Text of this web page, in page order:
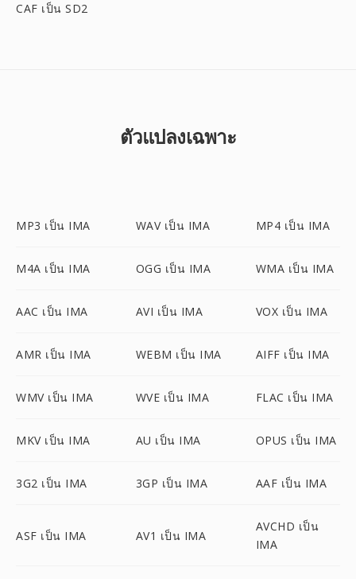
CAF เป็น SD2
ตัวแปลงเฉพาะ
MP3 เป็น IMA WAV เป็น IMA MP4 เป็น IMA
M4A เป็น IMA OGG เป็น IMA WMA เป็น IMA
AAC เป็น IMA AVI เป็น IMA VOX เป็น IMA
AMR เป็น IMA WEBM เป็น IMA AIFF เป็น IMA
WMV เป็น IMA WVE เป็น IMA FLAC เป็น IMA
MKV เป็น IMA AU เป็น IMA OPUS เป็น IMA
3G2 เป็น IMA 3GP เป็น IMA AAF เป็น IMA
ASF เป็น IMA AV1 เป็น IMA
AVCHD เป็น
IMA